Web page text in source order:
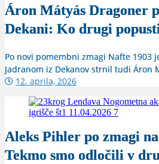
Áron Mátyás Dragoner
Dekani: Ko drugi
Po novi pomembni zmagi Nafte 1903
Jadranom iz Dekanov strnil tudi Áron
12. aprila, 2026
Aleks Pihler po zmagi
Tekmo smo odločili v